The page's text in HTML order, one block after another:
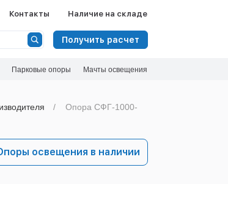
Контакты Наличие на складе
Получить расчет
Парковые опоры Мачты освещения
Опора СФГ-1000-
освещения в наличии